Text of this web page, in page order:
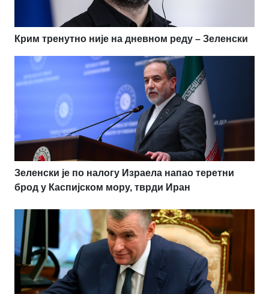
Крим тренутно није на дневном реду – Зеленски
Зеленски је по налогу Израела напао теретни
брод у Каспијском мору, тврди Иран